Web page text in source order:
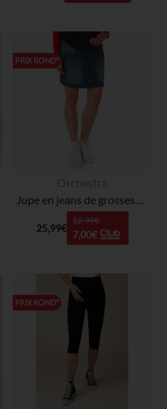
PRIX ROND*
Jupe en jeans de grossesse effect used et crinkle
25,99€
12,99€
7,00€
PRIX ROND*